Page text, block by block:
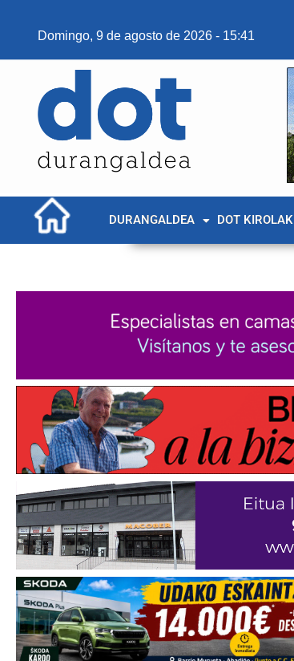
Domingo, 9 de agosto de 2026 - 15:41
DURANGALDEA DOT KIROLAK